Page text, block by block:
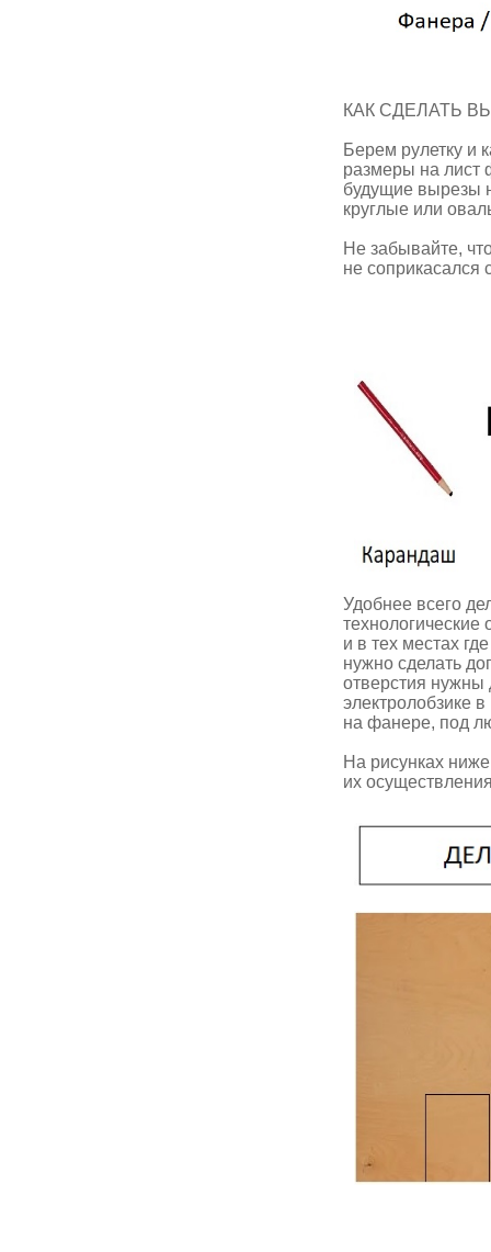
КАК СДЕЛАТЬ
Берем рулетку и
размеры на лист
будущие вырезы
круглые или
Не забывайте,
не соприкасался
Удобнее всего
и в тех местах
нужно сделать
отверстия нужны
электролобзике
на фанере, под
На рисунках
их